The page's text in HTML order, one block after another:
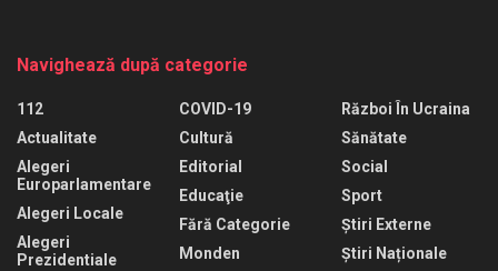
Navighează după categorie
112
Actualitate
Alegeri
Europarlamentare
Alegeri Locale
Alegeri
Prezidentiale
COVID-19
Cultură
Editorial
Educaţie
Fără Categorie
Monden
Război În Ucraina
Sănătate
Social
Sport
Știri Externe
Știri Naționale